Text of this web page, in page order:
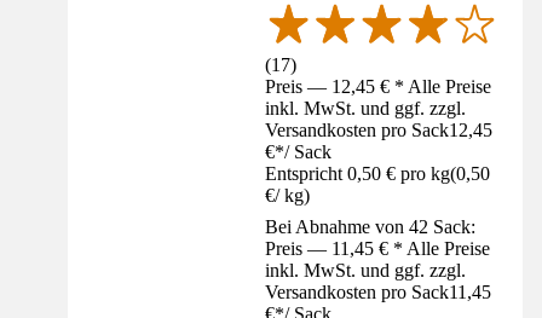
(17)
Preis — 12,45 € * Alle Preise
inkl. MwSt. und ggf. zzgl.
Versandkosten pro Sack12,45
€*/ Sack
Entspricht 0,50 € pro kg(0,50
€/ kg)
Bei Abnahme von 42 Sack:
Preis — 11,45 € * Alle Preise
inkl. MwSt. und ggf. zzgl.
Versandkosten pro Sack11,45
€*/ Sack